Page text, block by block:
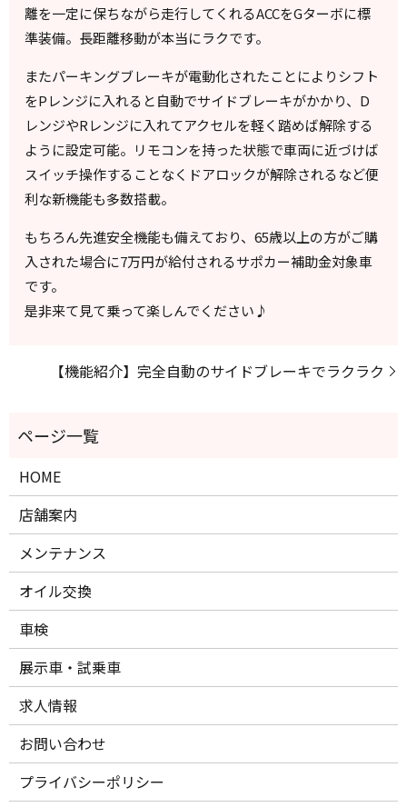
離を一定に保ちながら走行してくれるACCをGターボに標
準装備。長距離移動が本当にラクです。
またパーキングブレーキが電動化されたことによりシフト
をPレンジに入れると自動でサイドブレーキがかかり、D
レンジやRレンジに入れてアクセルを軽く踏めば解除する
ように設定可能。リモコンを持った状態で車両に近づけば
スイッチ操作することなくドアロックが解除されるなど便
利な新機能も多数搭載。
もちろん先進安全機能も備えており、65歳以上の方がご購
入された場合に7万円が給付されるサポカー補助金対象車
です。
是非来て見て乗って楽しんでください♪
【機能紹介】完全自動のサイドブレーキでラクラク
HOME
店舗案内
メンテナンス
オイル交換
車検
展示車・試乗車
求人情報
お問い合わせ
プライバシーポリシー